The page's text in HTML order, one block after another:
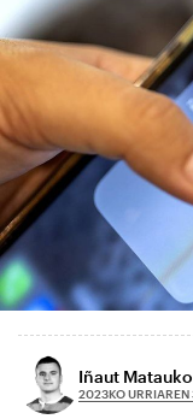
Iñaut
2023KO URRIAREN